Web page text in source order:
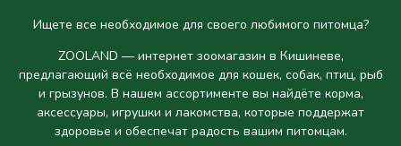
Ищете все необходимое для своего любимого питомца?
ZOOLAND — интернет зоомагазин в Кишиневе,
предлагающий всё необходимое для кошек, собак, птиц, рыб
и грызунов. В нашем ассортименте вы найдёте корма,
аксессуары, игрушки и лакомства, которые поддержат
здоровье и обеспечат радость вашим питомцам.